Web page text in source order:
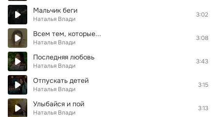
Мальчик беги
Наталья Влади
3:02
Всем тем, которые...
Наталья Влади
3:08
Последняя любовь
Наталья Влади
3:43
Отпускать детей
Наталья Влади
3:15
Улыбайся и пой
Наталья Влади
3:13